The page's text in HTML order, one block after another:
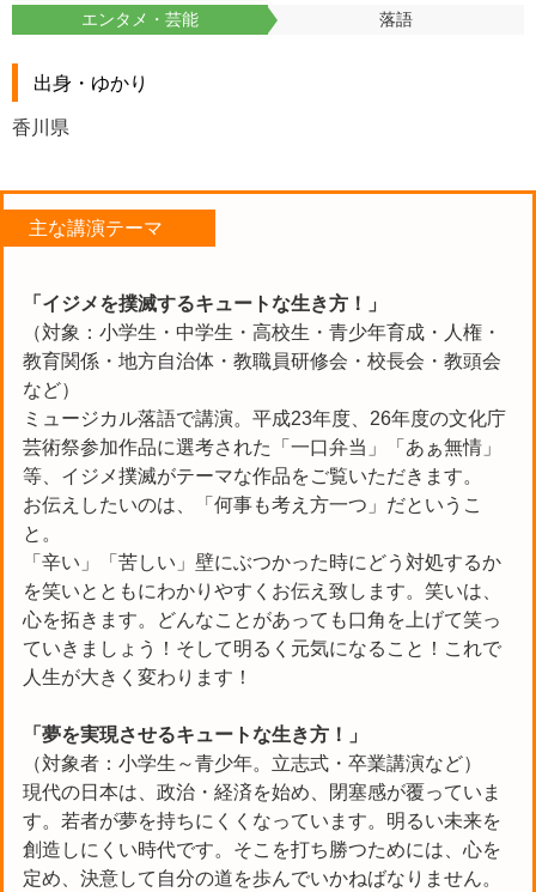
エンタメ・芸能
落語
出身・ゆかり
香川県
主な講演テーマ
「イジメを撲滅するキュートな生き方！」
（対象：小学生・中学生・高校生・青少年育成・人権・
教育関係・地方自治体・教職員研修会・校長会・教頭会
など）
ミュージカル落語で講演。平成23年度、26年度の文化庁
芸術祭参加作品に選考された「一口弁当」「あぁ無情」
等、イジメ撲滅がテーマな作品をご覧いただきます。
お伝えしたいのは、「何事も考え方一つ」だというこ
と。
「辛い」「苦しい」壁にぶつかった時にどう対処するか
を笑いとともにわかりやすくお伝え致します。笑いは、
心を拓きます。どんなことがあっても口角を上げて笑っ
ていきましょう！そして明るく元気になること！これで
人生が大きく変わります！
「夢を実現させるキュートな生き方！」
（対象者：小学生～青少年。立志式・卒業講演など）
現代の日本は、政治・経済を始め、閉塞感が覆っていま
す。若者が夢を持ちにくくなっています。明るい未来を
創造しにくい時代です。そこを打ち勝つためには、心を
定め、決意して自分の道を歩んでいかねばなりません。